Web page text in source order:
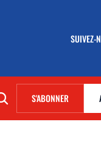
SUIVEZ-
S'ABONNER(NOUVELLE